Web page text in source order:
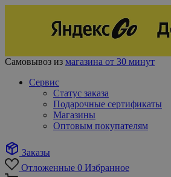
Самовывоз из магазина от 30 минут
Сервис
Статус заказа
Подарочные сертификаты
Магазины
Оптовым покупателям
Заказы
Отложенные 0 Избранное